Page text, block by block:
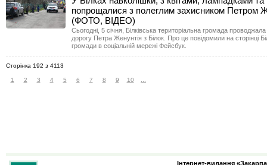
попрощалися з полеглим захисником Петром
(ФОТО, ВІДЕО)
Сьогодні, 5 січня, Білківська територіальна громада
дорогу Петра Женунтія з Білок. Про це повідомили на сторінці
громади в соціальній мережі Фейсбук.
Сторінка 192 з 4113
1 2 3 4 5 6 7 8 9 10
Інтернет-видання